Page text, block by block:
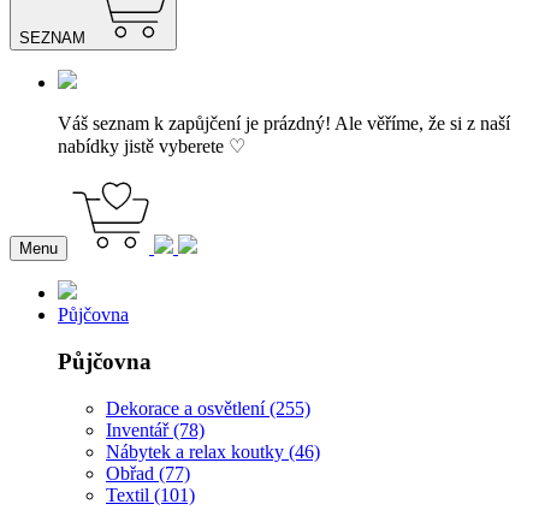
SEZNAM
Váš seznam k zapůjčení je prázdný! Ale věříme, že si z naší
nabídky jistě vyberete ♡
Menu
Půjčovna
Půjčovna
Dekorace a osvětlení (255)
Inventář (78)
Nábytek a relax koutky (46)
Obřad (77)
Textil (101)